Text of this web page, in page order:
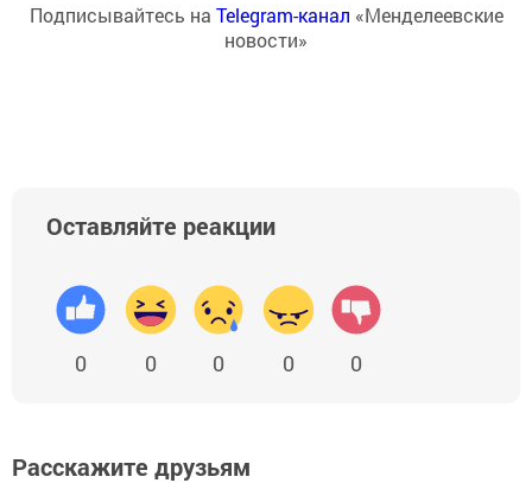
Подписывайтесь на Telegram-канал «Менделеевские
новости»
Оставляйте реакции
0 0 0 0 0
Расскажите друзьям